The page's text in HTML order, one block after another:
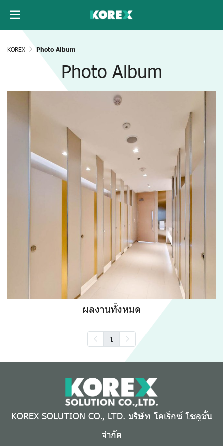
KOREX Photo Album
Photo Album
ผลงานทั้งหมด
1
KOREX SOLUTION CO., LTD. บริษัท โคเร็กซ์ โซลูชั่น
จำกัด